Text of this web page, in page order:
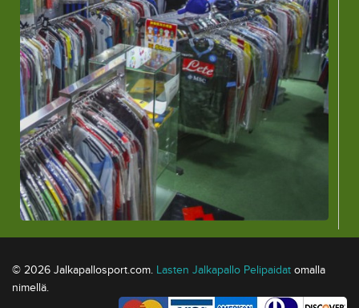
© 2026 Jalkapallosport.com. Lasten Jalkapallo Pelipaidat omalla
nimellä.